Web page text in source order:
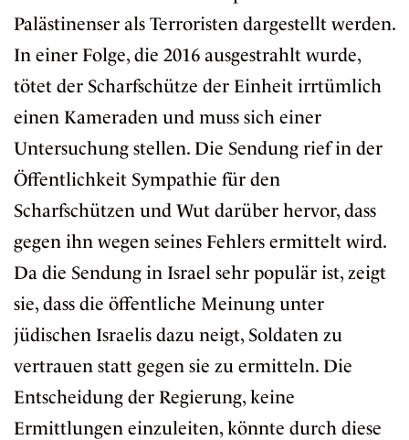
Palästinenser als Terroristen dargestellt werden.
In einer Folge, die 2016 ausgestrahlt wurde,
tötet der Scharfschütze der Einheit irrtümlich
einen Kameraden und muss sich einer
Untersuchung stellen. Die Sendung rief in der
Öffentlichkeit Sympathie für den
Scharfschützen und Wut darüber hervor, dass
gegen ihn wegen seines Fehlers ermittelt wird.
Da die Sendung in Israel sehr populär ist, zeigt
sie, dass die öffentliche Meinung unter
jüdischen Israelis dazu neigt, Soldaten zu
vertrauen statt gegen sie zu ermitteln. Die
Entscheidung der Regierung, keine
Ermittlungen einzuleiten, könnte durch diese